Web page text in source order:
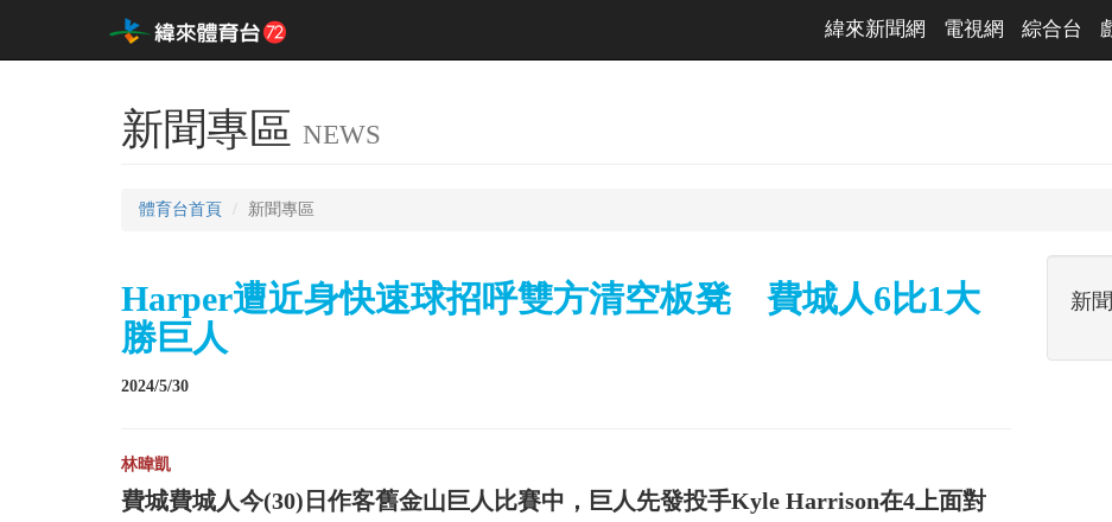
緯來新聞網 電視網 綜合台
新聞專區 NEWS
體育台首頁 新聞專區
Harper遭近身快速球招呼雙方清空板凳 費城人6比1大
勝巨人
2024/5/30
林暐凱
費城費城人今(30)日作客舊金山巨人比賽中，巨人先發投手Kyle Harrison在4上面對
新